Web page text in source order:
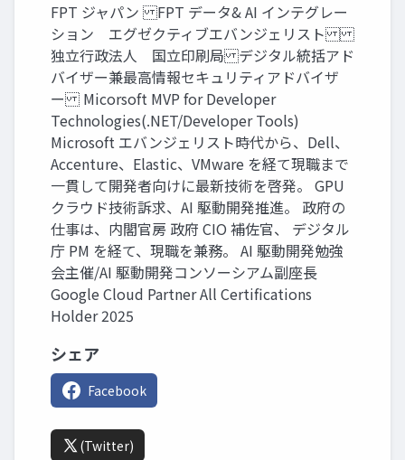
FPT ジャパン FPT データ& AI インテグレー
ション エグゼクティブエバンジェリスト
独立行政法人 国立印刷局 デジタル統括アド
バイザー兼最高情報セキュリティアドバイザ
ー Micorsoft MVP for Developer
Technologies(.NET/Developer Tools)
Microsoft エバンジェリスト時代から、Dell、
Accenture、Elastic、VMware を経て現職まで
一貫して開発者向けに最新技術を啓発。 GPU
クラウド技術訴求、AI 駆動開発推進。 政府の
仕事は、内閣官房 政府 CIO 補佐官、 デジタル
庁 PM を経て、現職を兼務。 AI 駆動開発勉強
会主催/AI 駆動開発コンソーシアム副座長
Google Cloud Partner All Certifications
Holder 2025
シェア
Facebook
(Twitter)